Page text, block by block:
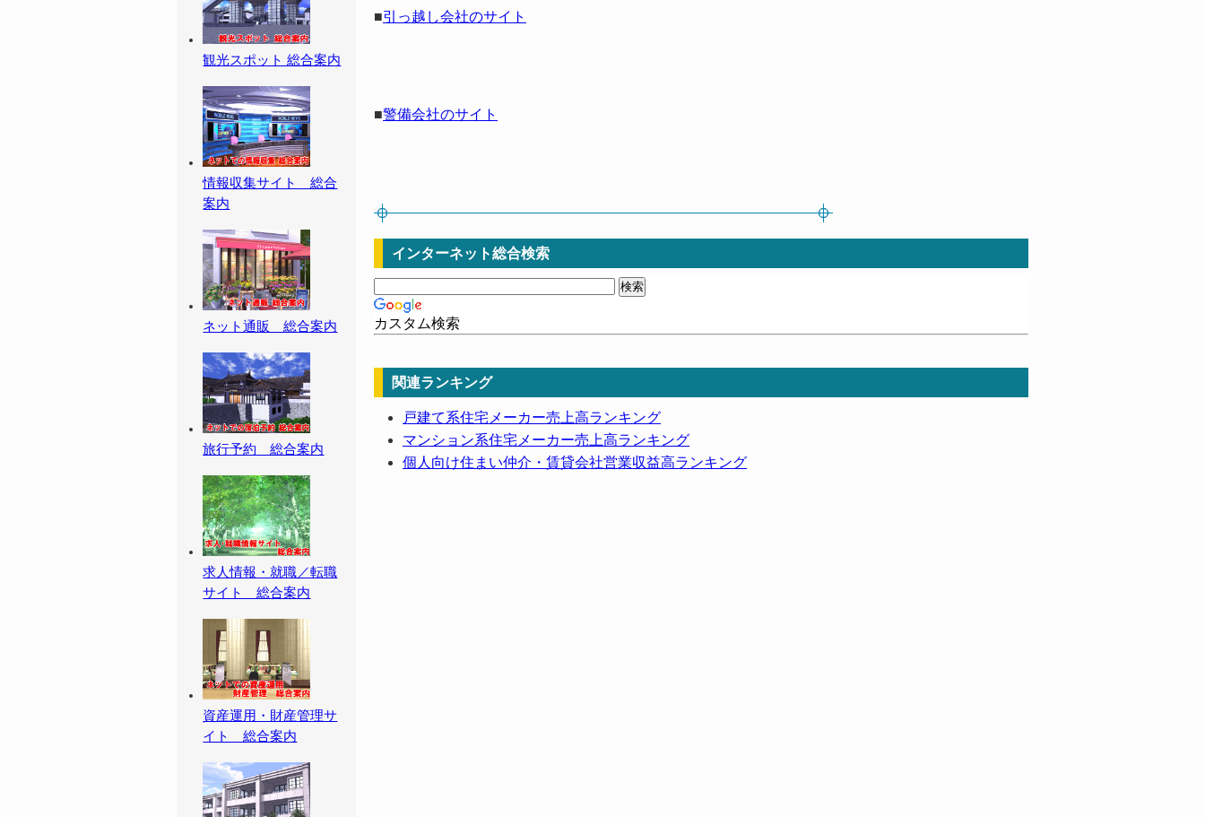
■引っ越し会社のサイト
■警備会社のサイト
インターネット総合検索
カスタム検索
関連ランキング
戸建て系住宅メーカー売上高ランキング
マンション系住宅メーカー売上高ランキング
個人向け住まい仲介・賃貸会社営業収益高ランキング
観光スポット 総合案内
情報収集サイト 総合
案内
ネット通販 総合案内
旅行予約 総合案内
求人情報・就職／転職
サイト 総合案内
資産運用・財産管理サ
イト 総合案内